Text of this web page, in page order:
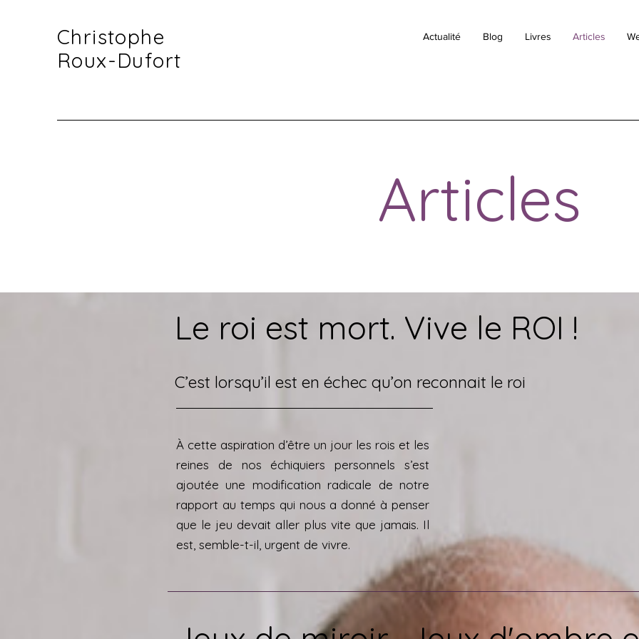
Christophe
Roux-Dufort
Actualité Blog Livres Articles
Articles
Le roi est mort. Vive le ROI !
C’est lorsqu’il est en échec qu’on reconnait le roi
À cette aspiration d’être un jour les rois et les
reines de nos échiquiers personnels s’est
ajoutée une modification radicale de notre
rapport au temps qui nous a donné à penser
que le jeu devait aller plus vite que jamais. Il
est, semble-t-il, urgent de vivre.